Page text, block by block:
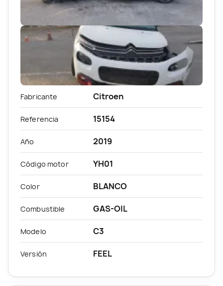
Fabricante Citroen
Referencia 15154
Año 2019
Código motor YH01
Color BLANCO
Combustible GAS-OIL
Modelo C3
Versión FEEL